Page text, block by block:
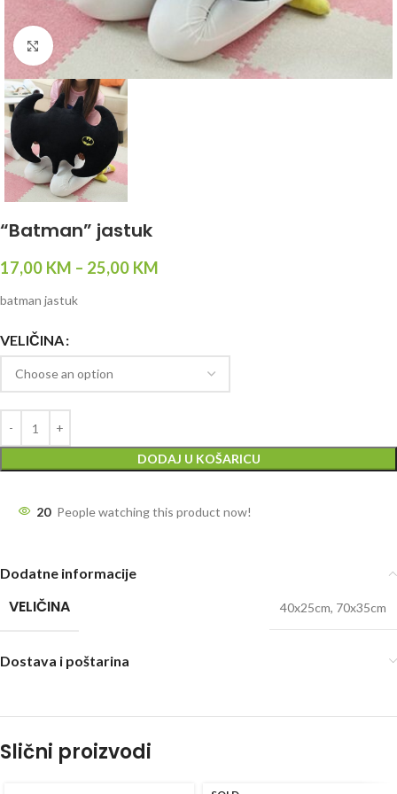
Click to enlarge
“Batman” jastuk
17,00 KM – 25,00 KM
batman jastuk
VELIČINA
DODAJ U KOŠARICU
20 People watching this product now!
Dodatne informacije
VELIČINA 40x25cm, 70x35cm
Dostava i poštarina
Slični proizvodi